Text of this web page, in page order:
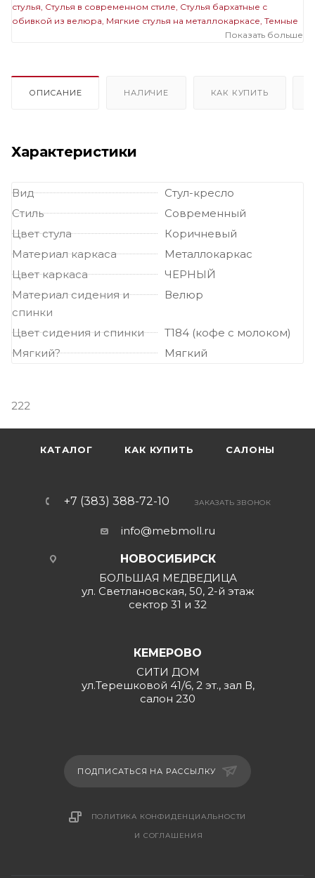
стулья Стулья в современном стиле Стулья бархатные с
обивкой из велюра Мягкие стулья на металлокаркасе Темные
Стулья на черном металлокаркасе
темные Мягкие темные стулья
бархатные Велюровые темные стулья
Показать больше
ОПИСАНИЕ НАЛИЧИЕ КАК КУПИТЬ
Характеристики
Вид
Стул-кресло
Стиль
Современный
Цвет стула
Коричневый
Материал каркаса
Металлокаркас
Цвет каркаса
ЧЕРНЫЙ
Материал сидения и
спинки
Велюр
Цвет сидения и спинки
Т184 (кофе с молоком)
Мягкий?
Мягкий
222
КАТАЛОГ КАК КУПИТЬ САЛОНЫ
+7 (383) 388-72-10 ЗАКАЗАТЬ ЗВОНОК
info@mebmoll.ru
НОВОСИБИРСК
БОЛЬШАЯ МЕДВЕДИЦА
ул. Светлановская, 50, 2-й этаж
сектор 31 и 32
КЕМЕРОВО
СИТИ ДОМ
ул.Терешковой 41/6, 2 эт., зал В,
салон 230
ПОДПИСАТЬСЯ НА РАССЫЛКУ
ПОЛИТИКА КОНФИДЕНЦИАЛЬНОСТИ
И СОГЛАШЕНИЯ